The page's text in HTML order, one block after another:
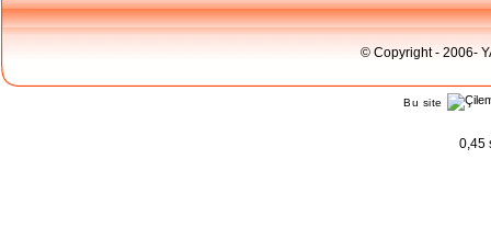
© Copyright - 2006-
Bu site
0,45